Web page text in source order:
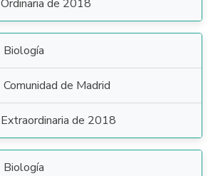
Ordinaria de 2018
Biología
Comunidad de Madrid
Extraordinaria de 2018
Biología